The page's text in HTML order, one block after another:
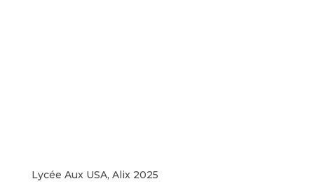
Lycée Aux USA, Alix 2025